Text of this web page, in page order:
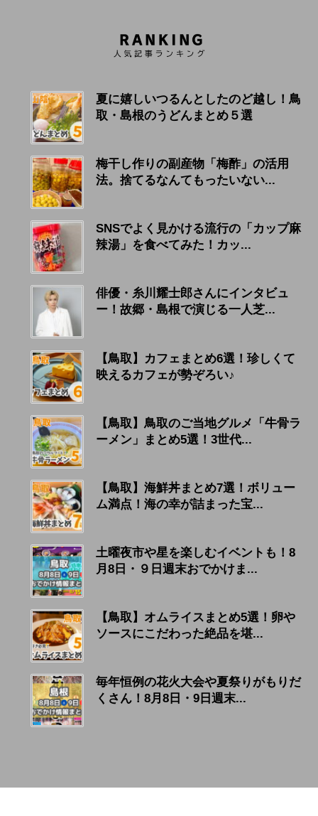
夏に嬉しいつるんとしたのど越し！鳥
取・島根のうどんまとめ５選
梅干し作りの副産物「梅酢」の活用
法。捨てるなんてもったいない...
SNSでよく見かける流行の「カップ麻
辣湯」を食べてみた！カッ...
俳優・糸川耀士郎さんにインタビュ
ー！故郷・島根で演じる一人芝...
【鳥取】カフェまとめ6選！珍しくて
映えるカフェが勢ぞろい♪
【鳥取】鳥取のご当地グルメ「牛骨ラ
ーメン」まとめ5選！3世代...
【鳥取】海鮮丼まとめ7選！ボリュー
ム満点！海の幸が詰まった宝...
土曜夜市や星を楽しむイベントも！8
月8日・９日週末おでかけま...
【鳥取】オムライスまとめ5選！卵や
ソースにこだわった絶品を堪...
毎年恒例の花火大会や夏祭りがもりだ
くさん！8月8日・9日週末...